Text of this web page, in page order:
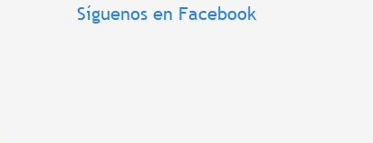
Síguenos en Facebook